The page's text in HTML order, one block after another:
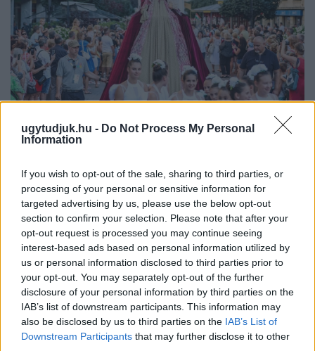
ugytudjuk.hu - Do Not Process My Personal
Information
If you wish to opt-out of the sale, sharing to third parties, or
processing of your personal or sensitive information for
targeted advertising by us, please use the below opt-out
section to confirm your selection. Please note that after your
opt-out request is processed you may continue seeing
interest-based ads based on personal information utilized by
us or personal information disclosed to third parties prior to
your opt-out. You may separately opt-out of the further
disclosure of your personal information by third parties on the
IAB’s list of downstream participants. This information may
also be disclosed by us to third parties on the IAB’s List of
Downstream Participants that may further disclose it to other
BAROKK POMPÁBA ÖLTÖZIK A BELVÁROS:
HÉTVÉGÉN RENDEZIK MEG A XXXIII. GYŐRI BAROKK
Jubileumi fogadalom megerősítés, történelmi felvonulás,
tűzshow és vezetett séták is várják az érdeklődőket augusztus
7–8-án.
Szólj hozzá!